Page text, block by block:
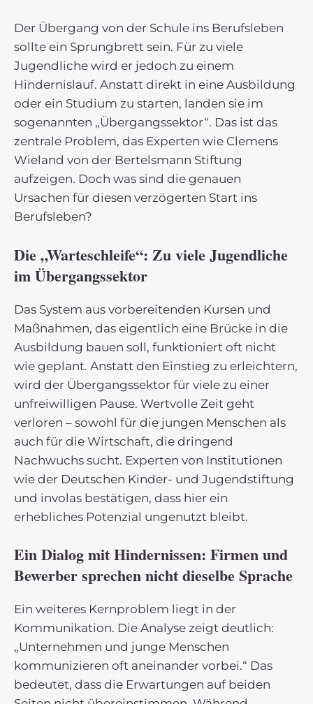
Der Übergang von der Schule ins Berufsleben
sollte ein Sprungbrett sein. Für zu viele
Jugendliche wird er jedoch zu einem
Hindernislauf. Anstatt direkt in eine Ausbildung
oder ein Studium zu starten, landen sie im
sogenannten „Übergangssektor“. Das ist das
zentrale Problem, das Experten wie Clemens
Wieland von der Bertelsmann Stiftung
aufzeigen. Doch was sind die genauen
Ursachen für diesen verzögerten Start ins
Berufsleben?
Die „Warteschleife“: Zu viele Jugendliche
im Übergangssektor
Das System aus vorbereitenden Kursen und
Maßnahmen, das eigentlich eine Brücke in die
Ausbildung bauen soll, funktioniert oft nicht
wie geplant. Anstatt den Einstieg zu erleichtern,
wird der Übergangssektor für viele zu einer
unfreiwilligen Pause. Wertvolle Zeit geht
verloren – sowohl für die jungen Menschen als
auch für die Wirtschaft, die dringend
Nachwuchs sucht. Experten von Institutionen
wie der Deutschen Kinder- und Jugendstiftung
und involas bestätigen, dass hier ein
erhebliches Potenzial ungenutzt bleibt.
Ein Dialog mit Hindernissen: Firmen und
Bewerber sprechen nicht dieselbe Sprache
Ein weiteres Kernproblem liegt in der
Kommunikation. Die Analyse zeigt deutlich:
„Unternehmen und junge Menschen
kommunizieren oft aneinander vorbei.“ Das
bedeutet, dass die Erwartungen auf beiden